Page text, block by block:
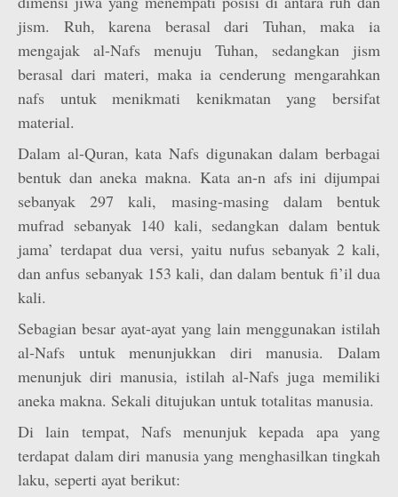
jism. Ruh, karena berasal dari Tuhan, maka ia
mengajak al-Nafs menuju Tuhan, sedangkan jism
berasal dari materi, maka ia cenderung mengarahkan
nafs untuk menikmati kenikmatan yang bersifat
material.
Dalam al-Quran, kata Nafs digunakan dalam berbagai
bentuk dan aneka makna. Kata an-n afs ini dijumpai
sebanyak 297 kali, masing-masing dalam bentuk
mufrad sebanyak 140 kali, sedangkan dalam bentuk
jama’ terdapat dua versi, yaitu nufus sebanyak 2 kali,
dan anfus sebanyak 153 kali, dan dalam bentuk fi’il dua
kali.
Sebagian besar ayat-ayat yang lain menggunakan istilah
al-Nafs untuk menunjukkan diri manusia. Dalam
menunjuk diri manusia, istilah al-Nafs juga memiliki
aneka makna. Sekali ditujukan untuk totalitas manusia.
Di lain tempat, Nafs menunjuk kepada apa yang
terdapat dalam diri manusia yang menghasilkan tingkah
laku, seperti ayat berikut: